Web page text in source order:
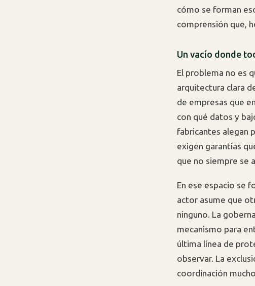
cómo se forman
comprensión que,
Un vacío donde
El problema no es
arquitectura clara
de empresas que
con qué datos y
fabricantes alegan
exigen garantías
que no siempre se
En ese espacio se
actor asume que
ninguno. La
mecanismo para
última línea de
observar. La
coordinación